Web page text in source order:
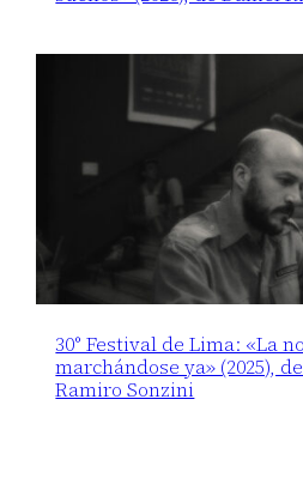
30° Festival de Lima: «La
marchándose ya» (2025),
Ramiro Sonzini